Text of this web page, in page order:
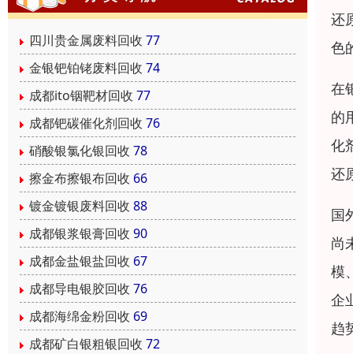
四川贵金属废料回收 77
金银钯铂铑废料回收 74
成都ito铟靶材回收 77
成都钯碳催化剂回收 76
硝酸银氯化银回收 78
擦金布擦银布回收 66
镀金镀银废料回收 88
成都银浆银膏回收 90
成都金盐银盐回收 67
成都导电银胶回收 76
成都海绵金粉回收 69
成都矿白银粗银回收 72
还
色
在
的
化
还
国
尚
模
企
趋